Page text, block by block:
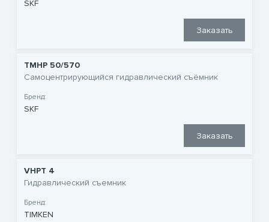
SKF
Заказать
TMHP 50/570
Самоцентрирующийся гидравлический съёмник
Бренд:
SKF
Заказать
VHPT 4
Гидравлический съемник
Бренд:
TIMKEN